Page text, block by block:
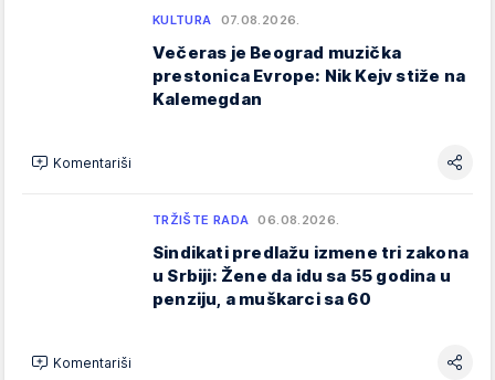
KULTURA 07.08.2026.
Večeras je Beograd muzička
prestonica Evrope: Nik Kejv stiže na
Kalemegdan
Komentariši
TRŽIŠTE RADA 06.08.2026.
Sindikati predlažu izmene tri zakona
u Srbiji: Žene da idu sa 55 godina u
penziju, a muškarci sa 60
Komentariši